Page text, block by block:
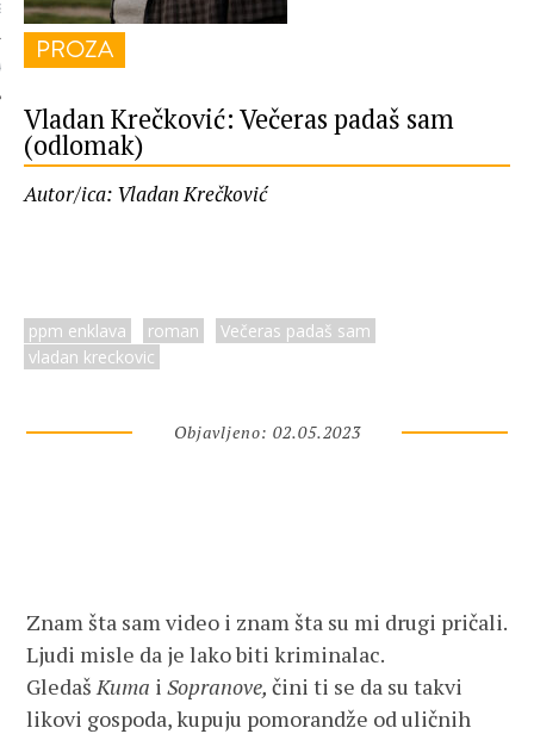
PROZA
Vladan Krečković: Večeras padaš sam
(odlomak)
Autor/ica: Vladan Krečković
ppm enklava roman
Večeras padaš sam
vladan kreckovic
Objavljeno: 02.05.2023
Znam šta sam video i znam šta su mi drugi pričali.
Ljudi misle da je lako biti kriminalac.
GledašKuma iSopranove,čini ti se da su takvi
likovi gospoda, kupuju pomorandže od uličnih